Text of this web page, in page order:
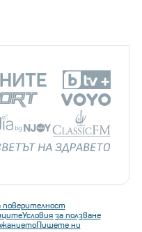
поверителност
Условия за ползване
Пишете ни